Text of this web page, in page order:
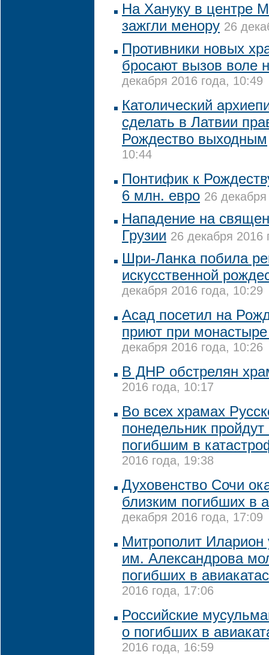
На Хануку в центре
зажгли менору 26
Противники новых
бросают вызов воле
декабря 2016 года, 10:49
Католический
сделать в Латвии
Рождество выходным
10:44
Понтифик к
6 млн. евро 26
Нападение на
Грузии 26 декабря 2016
Шри-Ланка побила
искусственной
декабря 2016 года, 10:29
Асад посетил на
приют при
декабря 2016 года, 10:26
В ДНР обстрелян
2016 года, 10:17
Во всех храмах
понедельник
погибшим в
2016 года, 19:38
Духовенство Сочи
близким погибших в
декабря 2016 года, 17:09
Митрополит Иларион
им. Александрова
погибших в
2016 года, 17:06
Российские
о погибших в
2016 года, 16:59